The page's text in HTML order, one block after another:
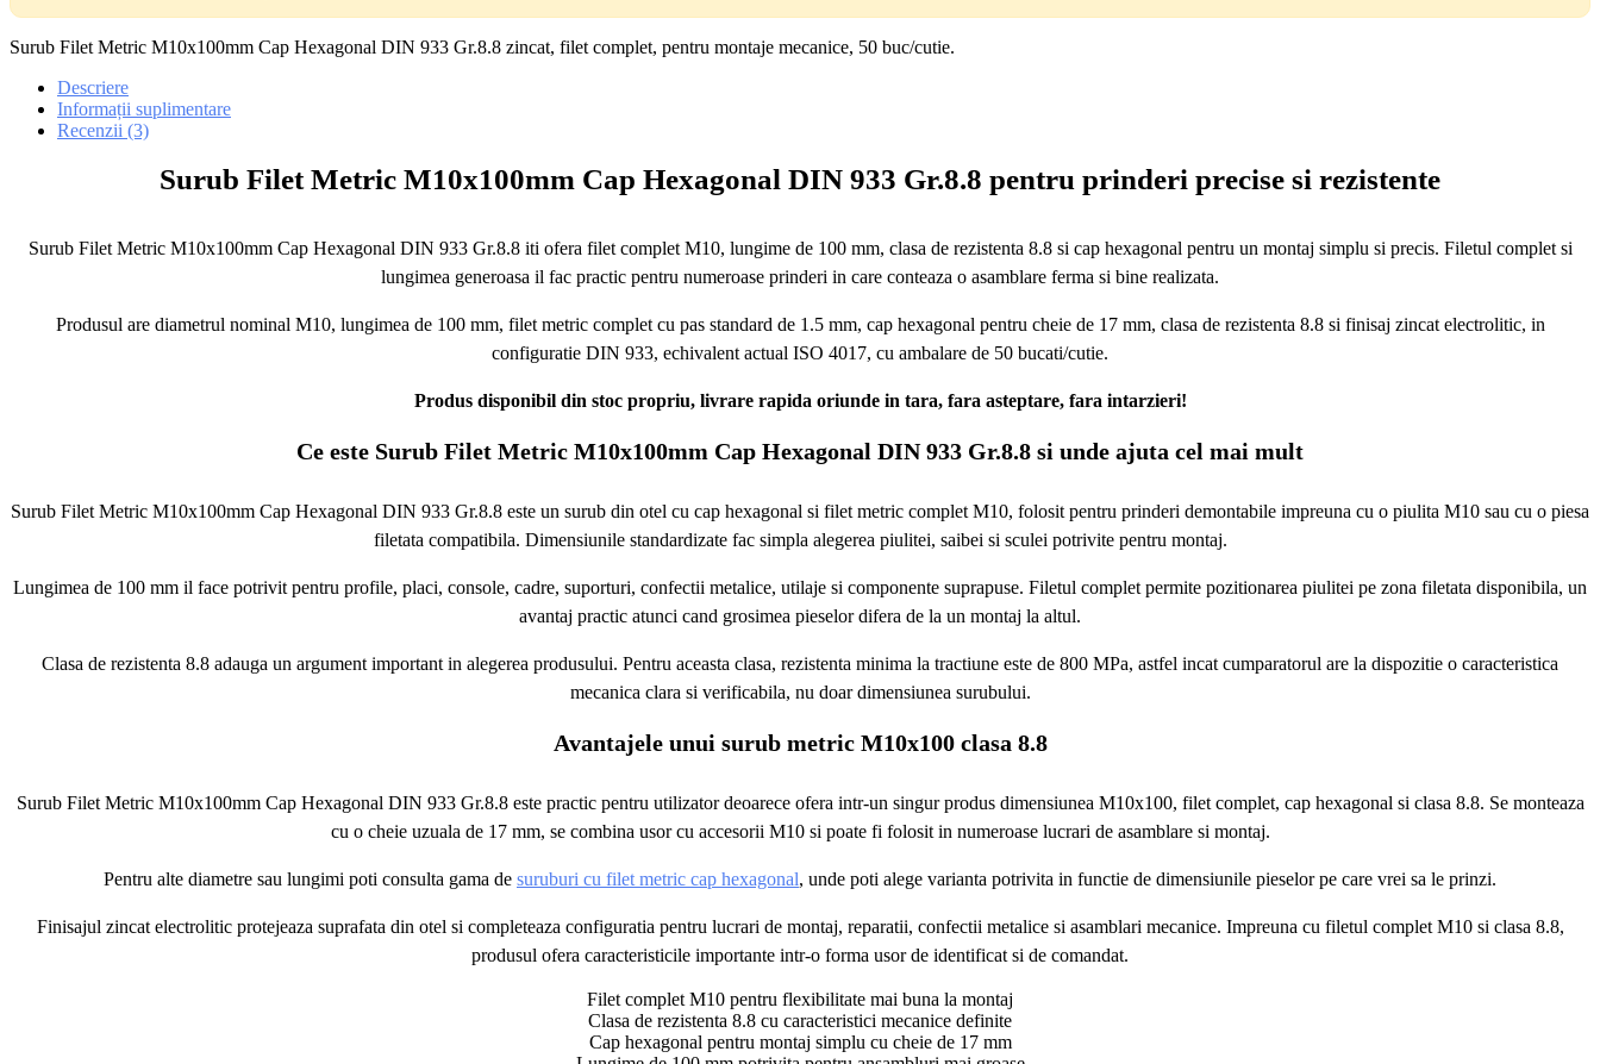
Surub Filet Metric M10x100mm Cap Hexagonal DIN 933 Gr.8.8 zincat, filet complet, pentru montaje mecanice, 50 buc/cutie.
Descriere
Informații suplimentare
Recenzii (3)
Surub Filet Metric M10x100mm Cap Hexagonal DIN 933 Gr.8.8 pentru prinderi precise si rezistente
Surub Filet Metric M10x100mm Cap Hexagonal DIN 933 Gr.8.8 iti ofera filet complet M10, lungime de 100 mm, clasa de rezistenta 8.8 si cap hexagonal pentru un montaj simplu si precis. Filetul complet si
lungimea generoasa il fac practic pentru numeroase prinderi in care conteaza o asamblare ferma si bine realizata.
Produsul are diametrul nominal M10, lungimea de 100 mm, filet metric complet cu pas standard de 1.5 mm, cap hexagonal pentru cheie de 17 mm, clasa de rezistenta 8.8 si finisaj zincat electrolitic, in
configuratie DIN 933, echivalent actual ISO 4017, cu ambalare de 50 bucati/cutie.
Produs disponibil din stoc propriu, livrare rapida oriunde in tara, fara asteptare, fara intarzieri!
Ce este Surub Filet Metric M10x100mm Cap Hexagonal DIN 933 Gr.8.8 si unde ajuta cel mai mult
Surub Filet Metric M10x100mm Cap Hexagonal DIN 933 Gr.8.8 este un surub din otel cu cap hexagonal si filet metric complet M10, folosit pentru prinderi demontabile impreuna cu o piulita M10 sau cu o piesa
filetata compatibila. Dimensiunile standardizate fac simpla alegerea piulitei, saibei si sculei potrivite pentru montaj.
Lungimea de 100 mm il face potrivit pentru profile, placi, console, cadre, suporturi, confectii metalice, utilaje si componente suprapuse. Filetul complet permite pozitionarea piulitei pe zona filetata disponibila, un
avantaj practic atunci cand grosimea pieselor difera de la un montaj la altul.
Clasa de rezistenta 8.8 adauga un argument important in alegerea produsului. Pentru aceasta clasa, rezistenta minima la tractiune este de 800 MPa, astfel incat cumparatorul are la dispozitie o caracteristica
mecanica clara si verificabila, nu doar dimensiunea surubului.
Avantajele unui surub metric M10x100 clasa 8.8
Surub Filet Metric M10x100mm Cap Hexagonal DIN 933 Gr.8.8 este practic pentru utilizator deoarece ofera intr-un singur produs dimensiunea M10x100, filet complet, cap hexagonal si clasa 8.8. Se monteaza
cu o cheie uzuala de 17 mm, se combina usor cu accesorii M10 si poate fi folosit in numeroase lucrari de asamblare si montaj.
Pentru alte diametre sau lungimi poti consulta gama de suruburi cu filet metric cap hexagonal, unde poti alege varianta potrivita in functie de dimensiunile pieselor pe care vrei sa le prinzi.
Finisajul zincat electrolitic protejeaza suprafata din otel si completeaza configuratia pentru lucrari de montaj, reparatii, confectii metalice si asamblari mecanice. Impreuna cu filetul complet M10 si clasa 8.8,
produsul ofera caracteristicile importante intr-o forma usor de identificat si de comandat.
Filet complet M10 pentru flexibilitate mai buna la montaj
Clasa de rezistenta 8.8 cu caracteristici mecanice definite
Cap hexagonal pentru montaj simplu cu cheie de 17 mm